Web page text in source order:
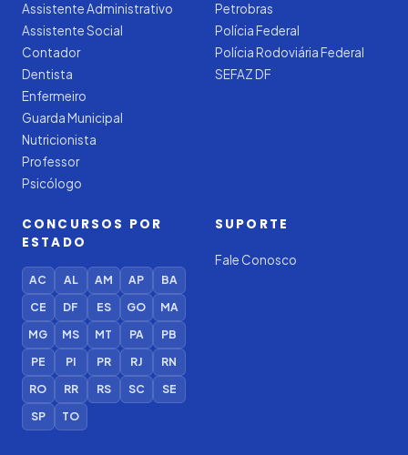
Assistente Administrativo
Assistente Social
Contador
Dentista
Enfermeiro
Guarda Municipal
Nutricionista
Professor
Psicólogo
Petrobras
Polícia Federal
Polícia Rodoviária Federal
SEFAZ DF
CONCURSOS POR
ESTADO
AC AL AM AP
BA
CE
DF ES GO
MA
MG
MS MT PA
PB
PE
PI PR RJ
RN
RO
RR RS SC
SE
SP
TO
SUPORTE
Fale Conosco